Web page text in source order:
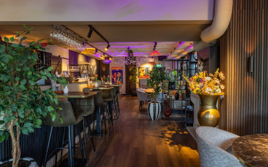
Deals
Party pics
Nieuws, interviews & blogs
Eten
Drinken
Slapen
Recreatief